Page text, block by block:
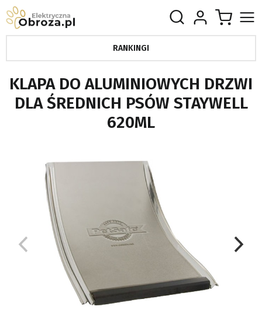
RANKINGI
KLAPA DO ALUMINIOWYCH DRZWI
DLA ŚREDNICH PSÓW STAYWELL
620ML